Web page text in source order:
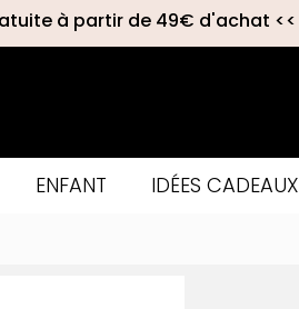
à partir de 49€ d'achat <<
ENFANT IDÉES CADEAUX